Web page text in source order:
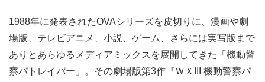
1988年に発表されたOVAシリーズを皮切りに、漫画や劇
場版、テレビアニメ、小説、ゲーム、さらには実写版まで
ありとあらゆるメディアミックスを展開してきた「機動警
察パトレイバー」。その劇場版第3作『ＷＸIII 機動警察パ